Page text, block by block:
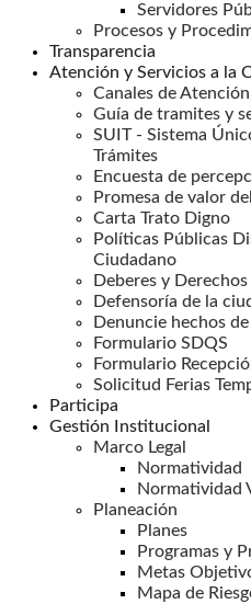
Servidores
Procesos y
Transparencia
Atención y Servicios a la
Canales de Atención
Guía de tramites y
SUIT - Sistema
Trámites
Encuesta de
Promesa de valor
Carta Trato Digno
Políticas Públicas
Ciudadano
Deberes y Derechos
Defensoría de la
Denuncie hechos
Formulario SDQS
Formulario
Solicitud Ferias
Participa
Gestión Institucional
Marco Legal
Normatividad
Normatividad
Planeación
Planes
Programas y
Metas
Mapa de